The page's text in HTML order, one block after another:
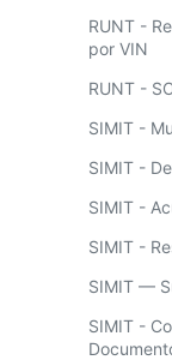
RUNT -
por VIN
RUNT -
SIMIT -
SIMIT -
SIMIT -
SIMIT -
SIMIT —
SIMIT -